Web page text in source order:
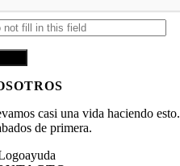
casi una vida haciendo
de primera.